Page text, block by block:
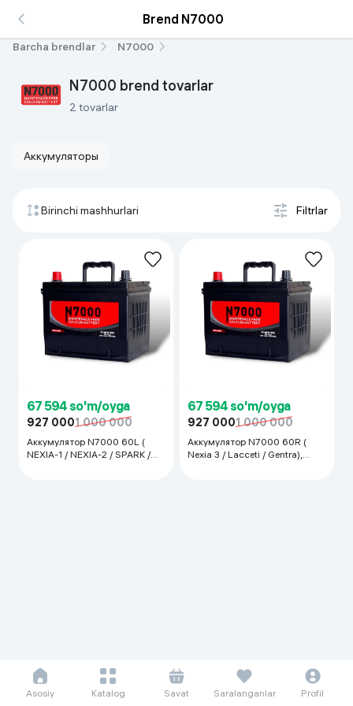
Brend N7000
Barcha brendlar N7000
N7000 brend tovarlar
2 tovarlar
Аккумуляторы
Birinchi mashhurlari Filtrlar
67 594 so'm/oyga
927 0001 000 000
Аккумулятор N7000 60L (
NEXIA-1 / NEXIA-2 / SPARK /
67 594 so'm/oyga
927 0001 000 000
Аккумулятор N7000 60R (
Nexia 3 / Lacceti / Gentra),
Asosiy Katalog Savat Saralanganlar Profil